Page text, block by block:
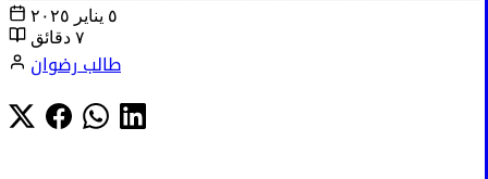
٥ يناير ٢٠٢٥
٧ دقائق
طالب رضوان